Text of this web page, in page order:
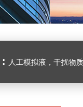
人工模拟液，干扰物